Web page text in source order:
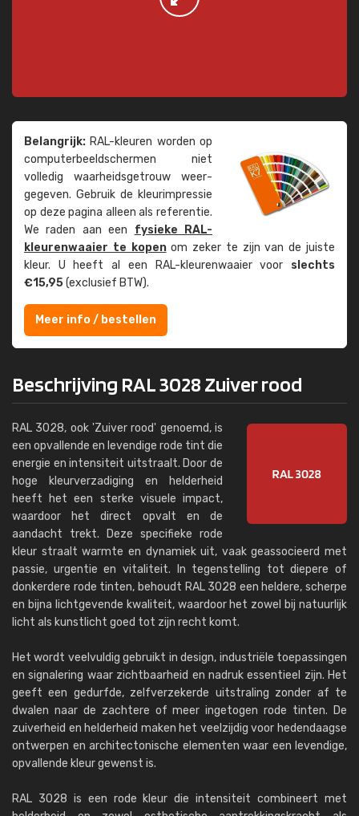
Belangrijk: RAL-kleuren worden op
computer­beeld­schermen niet
volledig waarheids­­getrouw weer­
gegeven. Gebruik de kleur­impressie
op deze pagina alleen als referentie.
We raden aan een fysieke RAL-
kleuren­waaier te kopenom zeker te zijn van de juiste
kleur. U heeft al een RAL-kleuren­waaier voor slechts
€15,95(exclusief BTW).
Meer info / bestellen
Beschrijving RAL 3028 Zuiver rood
RAL 3028, ook 'Zuiver rood' genoemd, is
een opvallende en levendige rode tint die
energie en intensiteit uitstraalt. Door de
hoge kleurverzadiging en helderheid
heeft het een sterke visuele impact,
waardoor het direct opvalt en de
aandacht trekt. Deze specifieke rode
kleur straalt warmte en dynamiek uit, vaak geassocieerd met
passie, urgentie en vitaliteit. In tegenstelling tot diepere of
donkerdere rode tinten, behoudt RAL 3028 een heldere, scherpe
en bijna lichtgevende kwaliteit, waardoor het zowel bij natuurlijk
licht als kunstlicht goed tot zijn recht komt.
Het wordt veelvuldig gebruikt in design, industriële toepassingen
en signalering waar zichtbaarheid en nadruk essentieel zijn. Het
geeft een gedurfde, zelfverzekerde uitstraling zonder af te
dwalen naar de zachtere of meer ingetogen rode tinten. De
zuiverheid en helderheid maken het veelzijdig voor hedendaagse
ontwerpen en architectonische elementen waar een levendige,
opvallende kleur gewenst is.
RAL 3028 is een rode kleur die intensiteit combineert met